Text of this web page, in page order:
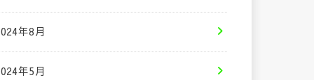
年8月
年5月